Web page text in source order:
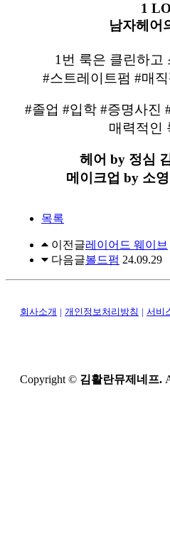
1
남자헤어
1번 룩은 클린하고
#스트레이트펌 #매
#졸업 #입학 #증명사진
매력적인
헤어 by 정심
메이크업 by 소
목록
이전글레이어드 웨이브
다음글볼드펌 24.09.29
회사소개 | 개인정보처리방침 | 서비
Copyright © 김활란뮤제네프.